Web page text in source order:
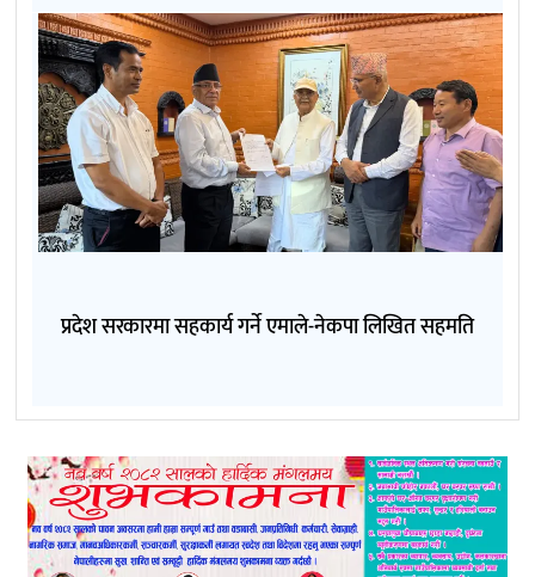
प्रदेश सरकारमा सहकार्य गर्ने एमाले-नेकपा लिखित सहमति